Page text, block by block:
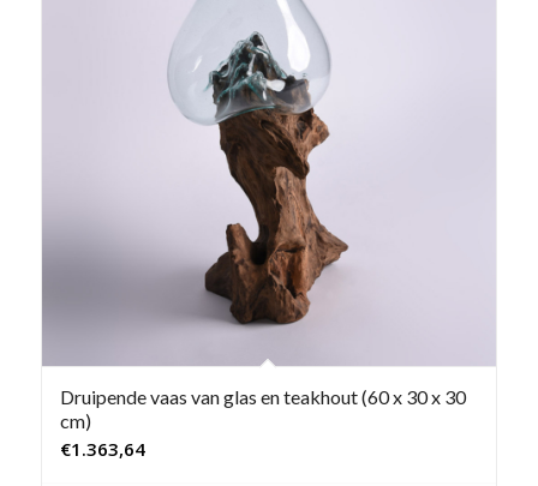
Druipende vaas van glas en teakhout (60 x 30 x 30
cm)
€1.363,64